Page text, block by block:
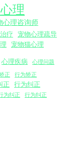
理
心理咨询师
疗
宠物心理疏导
宠物猫心理
心理疾病 心理问题
正 行为矫正
正
行为纠正
为纠正 行为纠正